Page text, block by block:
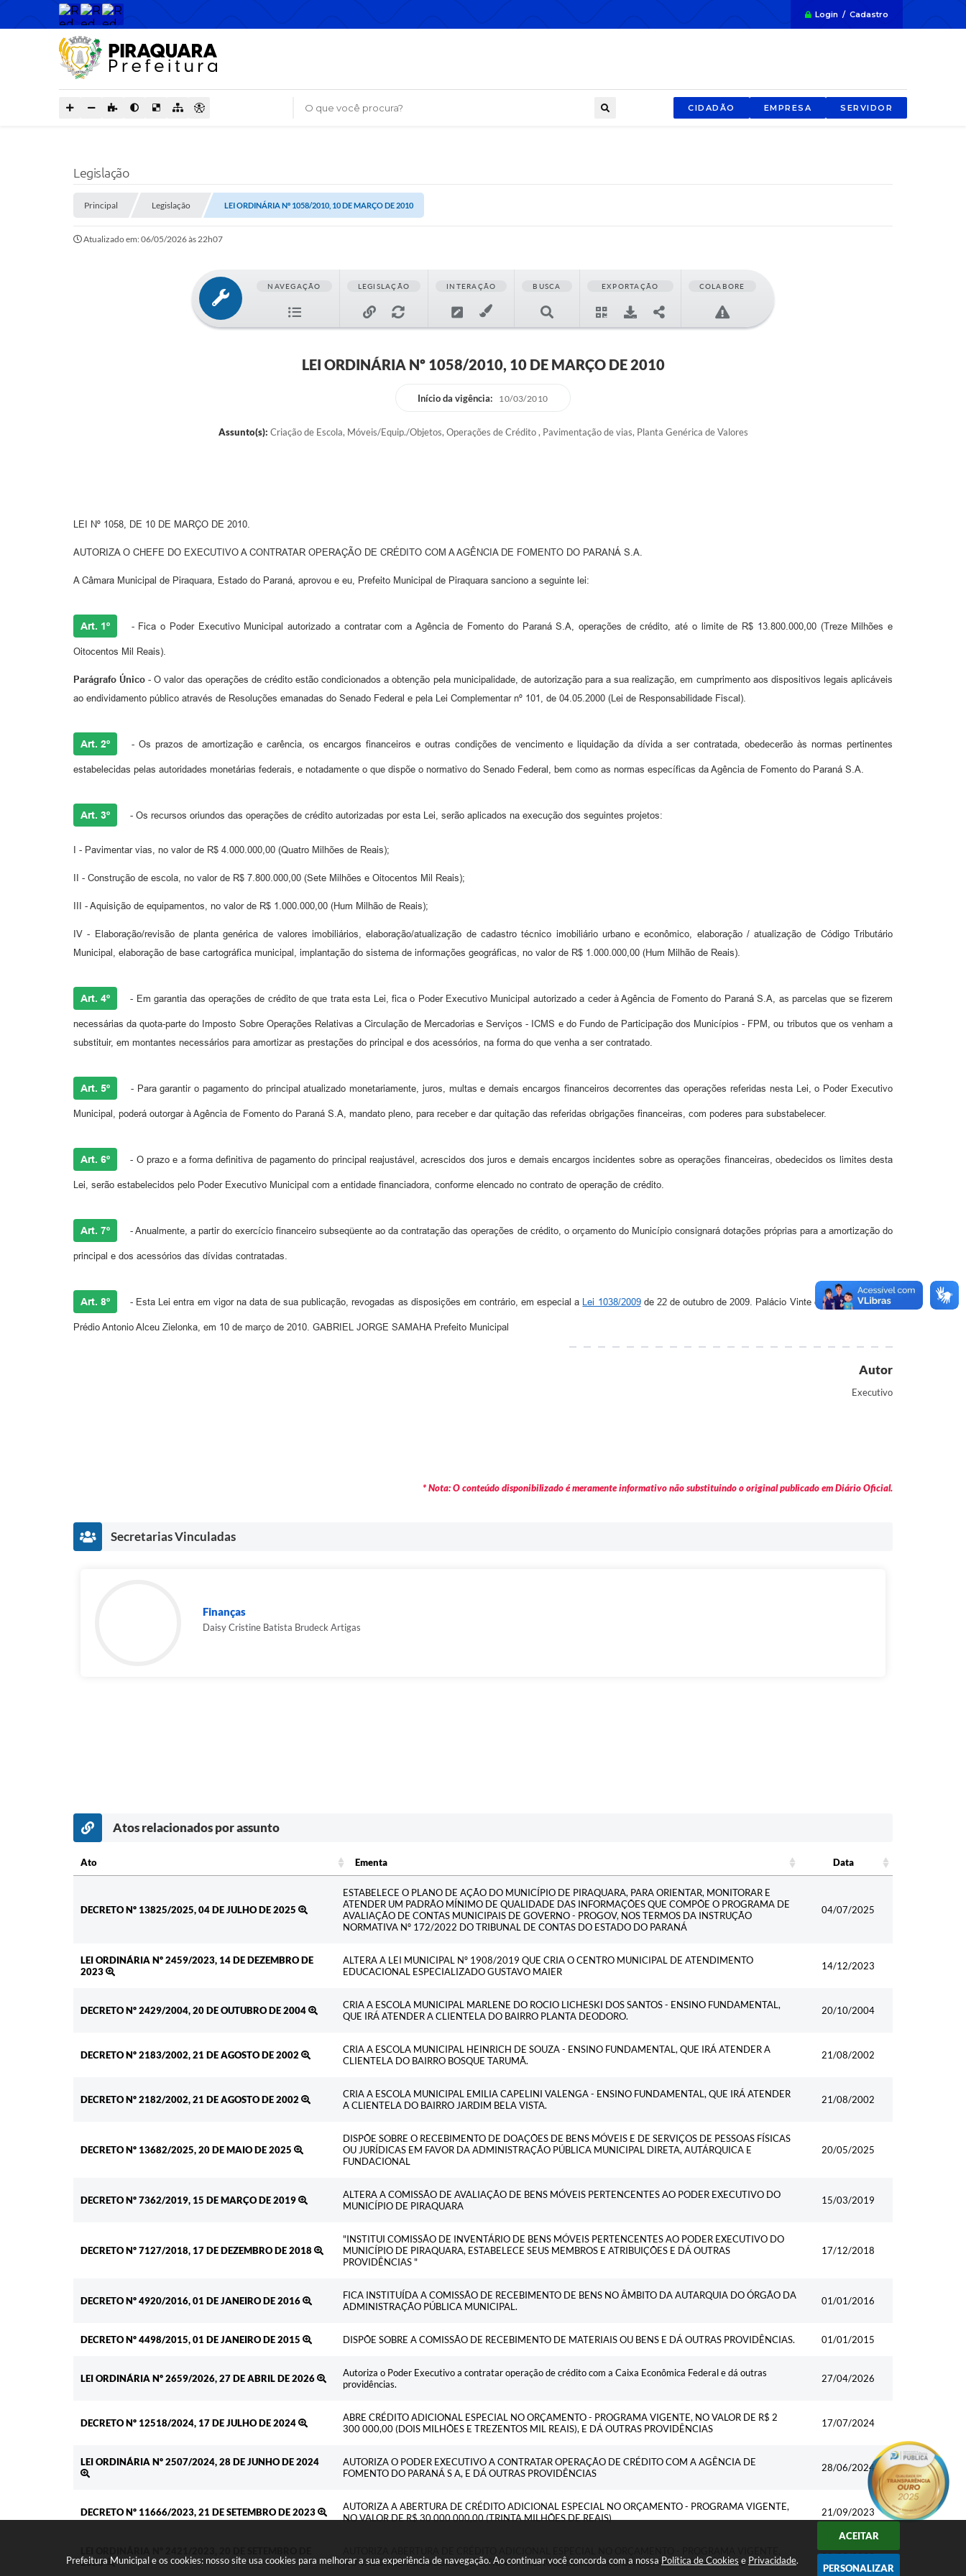
Prefeitura Municipal e os cookies: nosso site usa cookies para melhorar a sua experiência de navegação. Ao continuar você concorda com a nossa Política de Cookies e Privacidade.
ACEITAR
PERSONALIZAR
Login / Cadastro
O que você procura? CIDADÃO EMPRESA SERVIDOR
Legislação
Principal Legislação LEI ORDINÁRIA Nº 1058/2010, 10 DE MARÇO DE 2010
Atualizado em: 06/05/2026 às 22h07
NAVEGAÇÃO LEGISLAÇÃO INTERAÇÃO BUSCA EXPORTAÇÃO COLABORE
LEI ORDINÁRIA Nº 1058/2010, 10 DE MARÇO DE 2010
Início da vigência: 10/03/2010
Assunto(s): Criação de Escola, Móveis/Equip./Objetos, Operações de Crédito , Pavimentação de vias, Planta Genérica de Valores
LEI Nº 1058, DE 10 DE MARÇO DE 2010.
AUTORIZA O CHEFE DO EXECUTIVO A CONTRATAR OPERAÇÃO DE CRÉDITO COM A AGÊNCIA DE FOMENTO DO PARANÁ S.A.
A Câmara Municipal de Piraquara, Estado do Paraná, aprovou e eu, Prefeito Municipal de Piraquara sanciono a seguinte lei:
Art. 1º - Fica o Poder Executivo Municipal autorizado a contratar com a Agência de Fomento do Paraná S.A, operações de crédito, até o limite de R$ 13.800.000,00 (Treze Milhões e
Oitocentos Mil Reais).
Parágrafo Único - O valor das operações de crédito estão condicionados a obtenção pela municipalidade, de autorização para a sua realização, em cumprimento aos dispositivos legais aplicáveis
ao endividamento público através de Resoluções emanadas do Senado Federal e pela Lei Complementar nº 101, de 04.05.2000 (Lei de Responsabilidade Fiscal).
Art. 2º - Os prazos de amortização e carência, os encargos financeiros e outras condições de vencimento e liquidação da dívida a ser contratada, obedecerão às normas pertinentes
estabelecidas pelas autoridades monetárias federais, e notadamente o que dispõe o normativo do Senado Federal, bem como as normas específicas da Agência de Fomento do Paraná S.A.
Art. 3º - Os recursos oriundos das operações de crédito autorizadas por esta Lei, serão aplicados na execução dos seguintes projetos:
I - Pavimentar vias, no valor de R$ 4.000.000,00 (Quatro Milhões de Reais);
II - Construção de escola, no valor de R$ 7.800.000,00 (Sete Milhões e Oitocentos Mil Reais);
III - Aquisição de equipamentos, no valor de R$ 1.000.000,00 (Hum Milhão de Reais);
IV - Elaboração/revisão de planta genérica de valores imobiliários, elaboração/atualização de cadastro técnico imobiliário urbano e econômico, elaboração / atualização de Código Tributário
Municipal, elaboração de base cartográfica municipal, implantação do sistema de informações geográficas, no valor de R$ 1.000.000,00 (Hum Milhão de Reais).
Art. 4º - Em garantia das operações de crédito de que trata esta Lei, fica o Poder Executivo Municipal autorizado a ceder à Agência de Fomento do Paraná S.A, as parcelas que se fizerem
necessárias da quota-parte do Imposto Sobre Operações Relativas a Circulação de Mercadorias e Serviços - ICMS e do Fundo de Participação dos Municípios - FPM, ou tributos que os venham a
substituir, em montantes necessários para amortizar as prestações do principal e dos acessórios, na forma do que venha a ser contratado.
Art. 5º - Para garantir o pagamento do principal atualizado monetariamente, juros, multas e demais encargos financeiros decorrentes das operações referidas nesta Lei, o Poder Executivo
Municipal, poderá outorgar à Agência de Fomento do Paraná S.A, mandato pleno, para receber e dar quitação das referidas obrigações financeiras, com poderes para substabelecer.
Art. 6º - O prazo e a forma definitiva de pagamento do principal reajustável, acrescidos dos juros e demais encargos incidentes sobre as operações financeiras, obedecidos os limites desta
Lei, serão estabelecidos pelo Poder Executivo Municipal com a entidade financiadora, conforme elencado no contrato de operação de crédito.
Art. 7º - Anualmente, a partir do exercício financeiro subseqüente ao da contratação das operações de crédito, o orçamento do Município consignará dotações próprias para a amortização do
principal e dos acessórios das dívidas contratadas.
Art. 8º - Esta Lei entra em vigor na data de sua publicação, revogadas as disposições em contrário, em especial a Lei 1038/2009de 22 de outubro de 2009. Palácio Vinte e Nove de Janeiro,
Prédio Antonio Alceu Zielonka, em 10 de março de 2010. GABRIEL JORGE SAMAHA Prefeito Municipal
Autor
Executivo
* Nota: O conteúdo disponibilizado é meramente informativo não substituindo o original publicado em Diário Oficial.
Secretarias Vinculadas
Finanças
Daisy Cristine Batista Brudeck Artigas
Atos relacionados por assunto
Ato Ementa
Data
DECRETO Nº 13825/2025, 04 DE JULHO DE 2025
ESTABELECE O PLANO DE AÇÃO DO MUNICÍPIO DE PIRAQUARA, PARA ORIENTAR, MONITORAR E
ATENDER UM PADRÃO MÍNIMO DE QUALIDADE DAS INFORMAÇÕES QUE COMPÕE O PROGRAMA DE
AVALIAÇÃO DE CONTAS MUNICIPAIS DE GOVERNO - PROGOV, NOS TERMOS DA INSTRUÇÃO
NORMATIVA Nº 172/2022 DO TRIBUNAL DE CONTAS DO ESTADO DO PARANÁ
04/07/2025
LEI ORDINÁRIA Nº 2459/2023, 14 DE DEZEMBRO DE
2023
ALTERA A LEI MUNICIPAL Nº 1908/2019 QUE CRIA O CENTRO MUNICIPAL DE ATENDIMENTO
EDUCACIONAL ESPECIALIZADO GUSTAVO MAIER
14/12/2023
DECRETO Nº 2429/2004, 20 DE OUTUBRO DE 2004
CRIA A ESCOLA MUNICIPAL MARLENE DO ROCIO LICHESKI DOS SANTOS - ENSINO FUNDAMENTAL,
QUE IRÁ ATENDER A CLIENTELA DO BAIRRO PLANTA DEODORO.
20/10/2004
DECRETO Nº 2183/2002, 21 DE AGOSTO DE 2002
CRIA A ESCOLA MUNICIPAL HEINRICH DE SOUZA - ENSINO FUNDAMENTAL, QUE IRÁ ATENDER A
CLIENTELA DO BAIRRO BOSQUE TARUMÃ.
21/08/2002
DECRETO Nº 2182/2002, 21 DE AGOSTO DE 2002
CRIA A ESCOLA MUNICIPAL EMILIA CAPELINI VALENGA - ENSINO FUNDAMENTAL, QUE IRÁ ATENDER
A CLIENTELA DO BAIRRO JARDIM BELA VISTA.
21/08/2002
DECRETO Nº 13682/2025, 20 DE MAIO DE 2025
DISPÕE SOBRE O RECEBIMENTO DE DOAÇÕES DE BENS MÓVEIS E DE SERVIÇOS DE PESSOAS FÍSICAS
OU JURÍDICAS EM FAVOR DA ADMINISTRAÇÃO PÚBLICA MUNICIPAL DIRETA, AUTÁRQUICA E
FUNDACIONAL
20/05/2025
DECRETO Nº 7362/2019, 15 DE MARÇO DE 2019
ALTERA A COMISSÃO DE AVALIAÇÃO DE BENS MÓVEIS PERTENCENTES AO PODER EXECUTIVO DO
MUNICÍPIO DE PIRAQUARA
15/03/2019
DECRETO Nº 7127/2018, 17 DE DEZEMBRO DE 2018
"INSTITUI COMISSÃO DE INVENTÁRIO DE BENS MÓVEIS PERTENCENTES AO PODER EXECUTIVO DO
MUNICÍPIO DE PIRAQUARA, ESTABELECE SEUS MEMBROS E ATRIBUIÇÕES E DÁ OUTRAS
PROVIDÊNCIAS "
17/12/2018
DECRETO Nº 4920/2016, 01 DE JANEIRO DE 2016
FICA INSTITUÍDA A COMISSÃO DE RECEBIMENTO DE BENS NO ÂMBITO DA AUTARQUIA DO ÓRGÃO DA
ADMINISTRAÇÃO PÚBLICA MUNICIPAL.
01/01/2016
DECRETO Nº 4498/2015, 01 DE JANEIRO DE 2015 DISPÕE SOBRE A COMISSÃO DE RECEBIMENTO DE MATERIAIS OU BENS E DÁ OUTRAS PROVIDÊNCIAS. 01/01/2015
LEI ORDINÁRIA Nº 2659/2026, 27 DE ABRIL DE 2026
Autoriza o Poder Executivo a contratar operação de crédito com a Caixa Econômica Federal e dá outras
providências.
27/04/2026
DECRETO Nº 12518/2024, 17 DE JULHO DE 2024
ABRE CRÉDITO ADICIONAL ESPECIAL NO ORÇAMENTO - PROGRAMA VIGENTE, NO VALOR DE R$ 2
300 000,00 (DOIS MILHÕES E TREZENTOS MIL REAIS), E DÁ OUTRAS PROVIDÊNCIAS
17/07/2024
LEI ORDINÁRIA Nº 2507/2024, 28 DE JUNHO DE 2024
AUTORIZA O PODER EXECUTIVO A CONTRATAR OPERAÇÃO DE CRÉDITO COM A AGÊNCIA DE
FOMENTO DO PARANÁ S A, E DÁ OUTRAS PROVIDÊNCIAS
28/06/2024
DECRETO Nº 11666/2023, 21 DE SETEMBRO DE 2023
AUTORIZA A ABERTURA DE CRÉDITO ADICIONAL ESPECIAL NO ORÇAMENTO - PROGRAMA VIGENTE,
NO VALOR DE R$ 30 000 000,00 (TRINTA MILHÕES DE REAIS)
21/09/2023
2023
NO VALOR DE R$ 30 000 000,00(TRINTA MILHÕES DE REAIS), E DÁ OUTRAS PROVIDÊNCIAS
20/09/2023